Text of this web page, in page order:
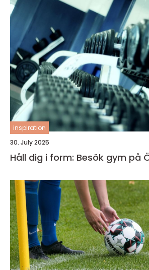
inspiration
30. July 2025
Håll dig i form: Besök gym på